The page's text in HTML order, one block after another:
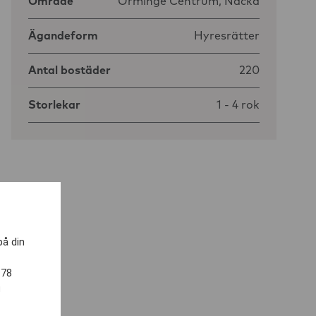
Ägandeform Hyresrätter
Antal bostäder 220
Storlekar 1 - 4 rok
din